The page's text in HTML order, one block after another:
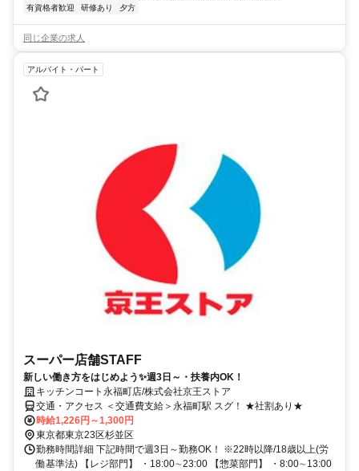
有資格者歓迎
研修あり 夕方
同じ企業の求人
アルバイト・パート
スーパー店舗STAFF
新しい働き方をはじめよう✨週3日～・扶養内OK！
キッチンコート永福町店/株式会社京王ストア
交通・アクセス ＜交通費支給＞永福町駅 スグ！ ★社割あり★
時給1,226円～1,300円
東京都東京23区杉並区
勤務時間詳細 下記時間で週3日～勤務OK！ ※22時以降/18歳以上(労
働基準法) 【レジ部門】 ・18:00∼23:00 【惣菜部門】 ・8:00∼13:00